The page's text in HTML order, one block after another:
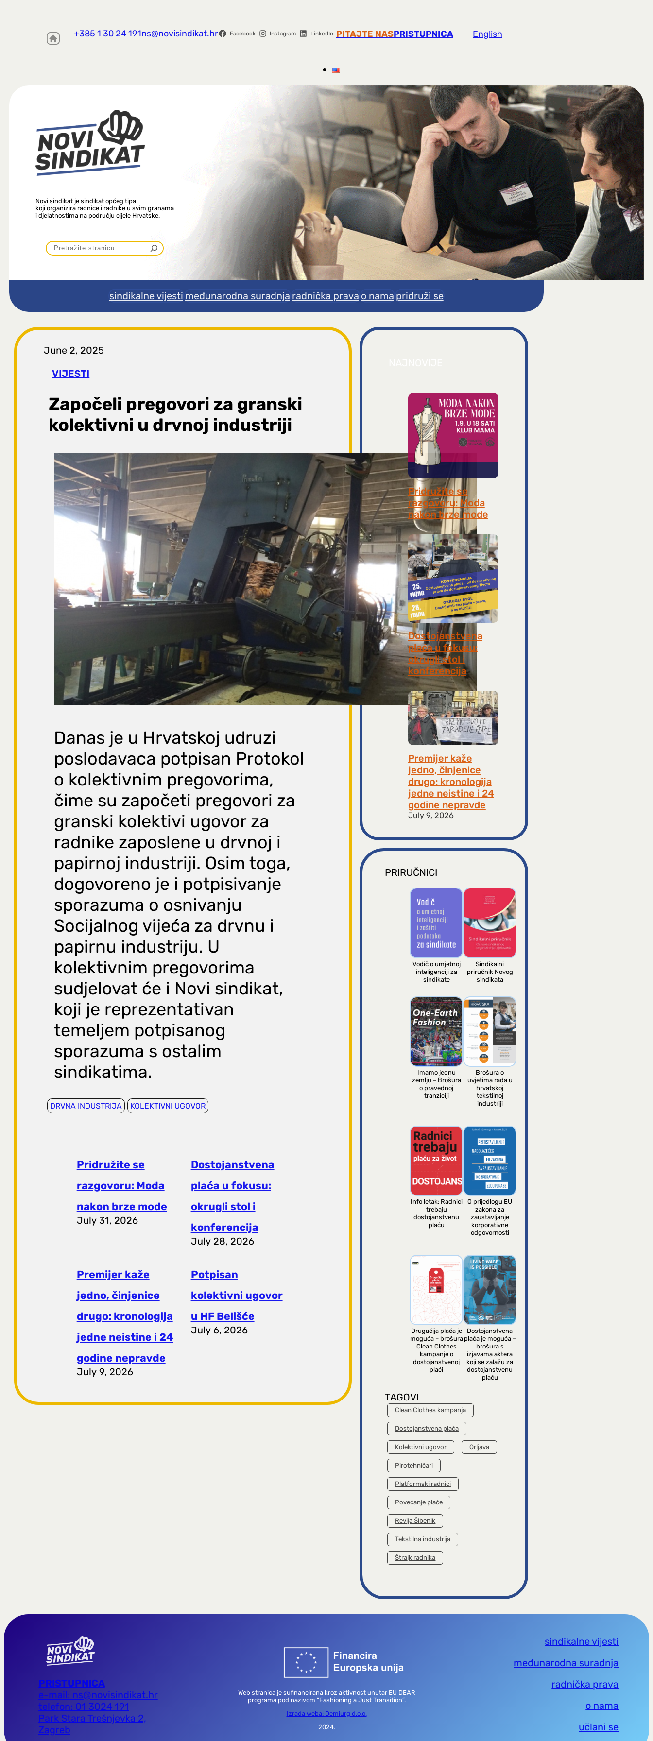
+385 1 30 24 191ns@novisindikat.hr Facebook Instagram LinkedIn PITAJTE NASPRISTUPNICA English
Novi sindikat je sindikat općeg tipa
koji organizira radnice i radnike u svim granama
i djelatnostima na području cijele Hrvatske.
P
r
t
r
a
g
a
sindikalne vijesti međunarodna suradnja radnička prava o nama pridruži se
June 2, 2025
VIJESTI
Započeli pregovori za granski
kolektivni u drvnoj industriji
Danas je u Hrvatskoj udruzi
poslodavaca potpisan Protokol
o kolektivnim pregovorima,
čime su započeti pregovori za
granski kolektivi ugovor za
radnike zaposlene u drvnoj i
papirnoj industriji. Osim toga,
dogovoreno je i potpisivanje
sporazuma o osnivanju
Socijalnog vijeća za drvnu i
papirnu industriju. U
kolektivnim pregovorima
sudjelovat će i Novi sindikat,
koji je reprezentativan
temeljem potpisanog
sporazuma s ostalim
sindikatima.
DRVNA INDUSTRIJA KOLEKTIVNI UGOVOR
Pridružite se
razgovoru: Moda
nakon brze mode
July 31, 2026
Dostojanstvena
plaća u fokusu:
okrugli stol i
konferencija
July 28, 2026
Premijer kaže
jedno, činjenice
drugo: kronologija
jedne neistine i 24
godine nepravde
July 9, 2026
Potpisan
kolektivni ugovor
u HF Belišće
July 6, 2026
Pridružite se
razgovoru: Moda
nakon brze mode
July 31, 2026
Dostojanstvena
plaća u fokusu:
okrugli stol i
konferencija
July 28, 2026
Premijer kaže
jedno, činjenice
drugo: kronologija
jedne neistine i 24
godine nepravde
July 9, 2026
PRIRUČNICI
Vodič o umjetnoj
inteligenciji za
sindikate
Sindikalni
priručnik Novog
sindikata
Imamo jednu
zemlju – Brošura
o pravednoj
tranziciji
Brošura o
uvjetima rada u
hrvatskoj
tekstilnoj
industriji
Info letak: Radnici
trebaju
dostojanstvenu
plaću
O prijedlogu EU
zakona za
zaustavljanje
korporativne
odgovornosti
Drugačija plaća je
moguća – brošura
Clean Clothes
kampanje o
dostojanstvenoj
plaći
Dostojanstvena
plaća je moguća –
brošura s
izjavama aktera
koji se zalažu za
dostojanstvenu
plaću
TAGOVI
Clean Clothes kampanja
Dostojanstvena plaća
Kolektivni ugovor Orljava
Pirotehničari
Platformski radnici
Povećanje plaće
Revija Šibenik
Tekstilna industrija
Štrajk radnika
PRISTUPNICA
e-mail: ns@novisindikat.hr
telefon: 01 3024 191
Park Stara Trešnjevka 2,
Zagreb
Web stranica je sufinancirana kroz aktivnost unutar EU DEAR
programa pod nazivom “Fashioning a Just Transition”.
Izrada weba: Demiurg d.o.o.
2024.
sindikalne vijesti
međunarodna suradnja
radnička prava
o nama
učlani se